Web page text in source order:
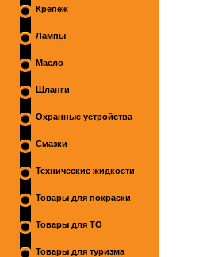
Крепеж
Лампы
Масло
Шланги
Охранные устройства
Смазки
Технические жидкости
Товары для покраски
Товары для ТО
Товары для туризма